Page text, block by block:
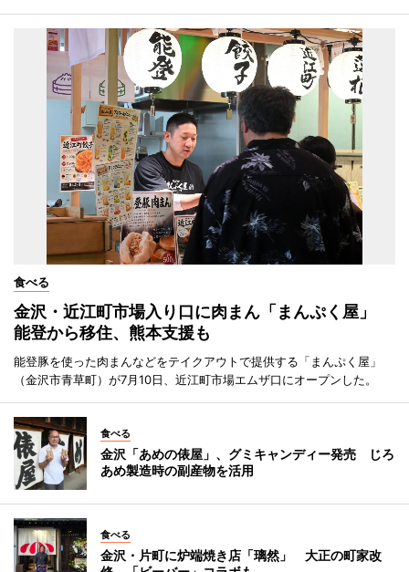
食べる
金沢・近江町市場入り口に肉まん「まんぷく屋」
能登から移住、熊本支援も
能登豚を使った肉まんなどをテイクアウトで提供する「まんぷく屋」
（金沢市青草町）が7月10日、近江町市場エムザ口にオープンした。
食べる
金沢「あめの俵屋」、グミキャンディー発売 じろ
あめ製造時の副産物を活用
食べる
金沢・片町に炉端焼き店「璃然」 大正の町家改